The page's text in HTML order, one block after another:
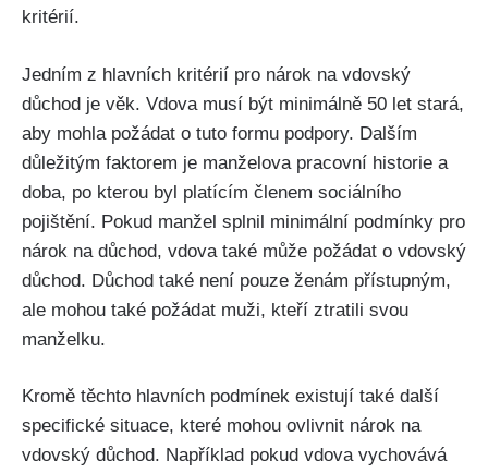
kritérií.
Jedním z hlavních kritérií pro nárok na vdovský
důchod je věk. Vdova musí být minimálně 50 let stará,
aby mohla požádat o tuto formu podpory. Dalším
důležitým faktorem je manželova pracovní historie a
doba, po kterou byl platícím členem sociálního
pojištění. Pokud manžel splnil minimální podmínky pro
nárok na důchod, vdova také může požádat o vdovský
důchod. Důchod také není pouze ženám přístupným,
ale mohou také požádat muži, kteří ztratili svou
manželku.
Kromě těchto hlavních podmínek existují také další
specifické situace, které mohou ovlivnit nárok na
vdovský důchod. Například pokud vdova vychovává